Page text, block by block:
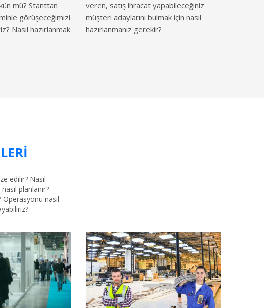
mü? Stanttan
görüşeceğimizi
Nasıl hazırlanmak
veren, satış ihracat yapabileceğiniz
müşteri adaylarını bulmak için nasıl
hazırlanmanız gerekir?
edilir? Nasıl
planlanır?
Operasyonu nasıl